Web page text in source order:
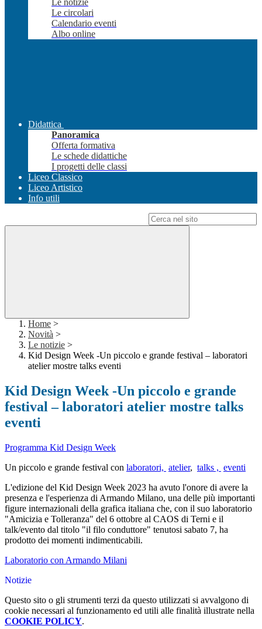
Le notizie
Le circolari
Calendario eventi
Albo online
Didattica
Panoramica
Offerta formativa
Le schede didattiche
I progetti delle classi
Liceo Classico
Liceo Artistico
Info utili
Home >
Novità >
Le notizie >
Kid Design Week -Un piccolo e grande festival – laboratori
atelier mostre talks eventi
Kid Design Week -Un piccolo e grande
festival – laboratori atelier mostre talks
eventi
Programma Kid Design Week
Un piccolo e grande festival con laboratori, atelier, talks , eventi
L'edizione del Kid Design Week 2023 ha avuto l'onore di avere la
presenza e l'esperienza di Armando Milano, una delle più importanti
figure internazionali della grafica italiana che, con il suo laboratorio
"Amicizia e Tolleranza" del 6 ottobre al CAOS di Terni e il
talk/evento dal titolo "il filo conduttore" tenutosi sabato 7, ha
prodotto dei momenti indimenticabili.
Laboratorio con Armando Milani
Notizie
Questo sito o gli strumenti terzi da questo utilizzati si avvalgono di
cookie necessari al funzionamento ed utili alle finalità illustrate nella
COOKIE POLICY.